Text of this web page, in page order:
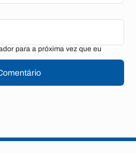
para a próxima vez que eu